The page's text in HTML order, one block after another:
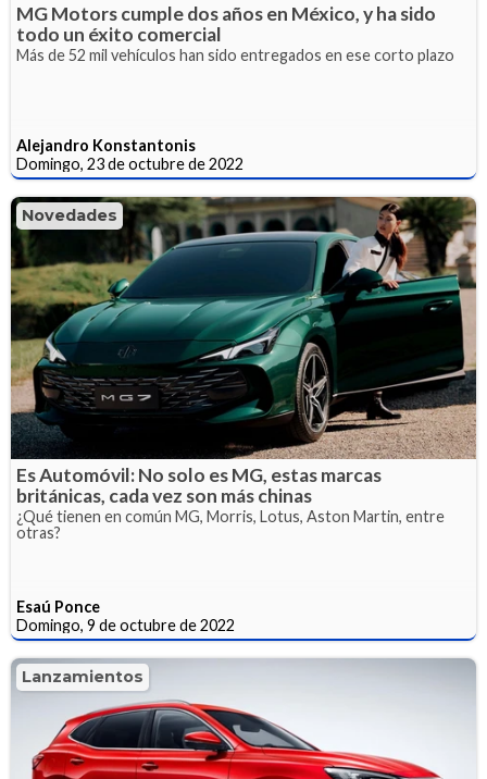
MG Motors cumple dos años en México, y ha sido
todo un éxito comercial
Más de 52 mil vehículos han sido entregados en ese corto plazo
Alejandro Konstantonis
Domingo, 23 de octubre de 2022
Novedades
Es Automóvil: No solo es MG, estas marcas
británicas, cada vez son más chinas
¿Qué tienen en común MG, Morris, Lotus, Aston Martin, entre
otras?
Esaú Ponce
Domingo, 9 de octubre de 2022
Lanzamientos